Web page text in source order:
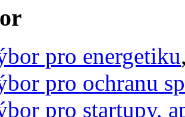
pro energetiku
pro ochranu
pro startupy,